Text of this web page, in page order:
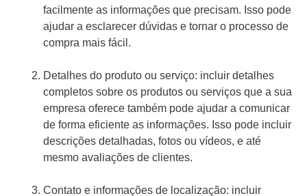
facilmente as informações que precisam. Isso pode
ajudar a esclarecer dúvidas e tornar o processo de
compra mais fácil.
Detalhes do produto ou serviço: incluir detalhes
completos sobre os produtos ou serviços que a sua
empresa oferece também pode ajudar a comunicar
de forma eficiente as informações. Isso pode incluir
descrições detalhadas, fotos ou vídeos, e até
mesmo avaliações de clientes.
Contato e informações de localização: incluir